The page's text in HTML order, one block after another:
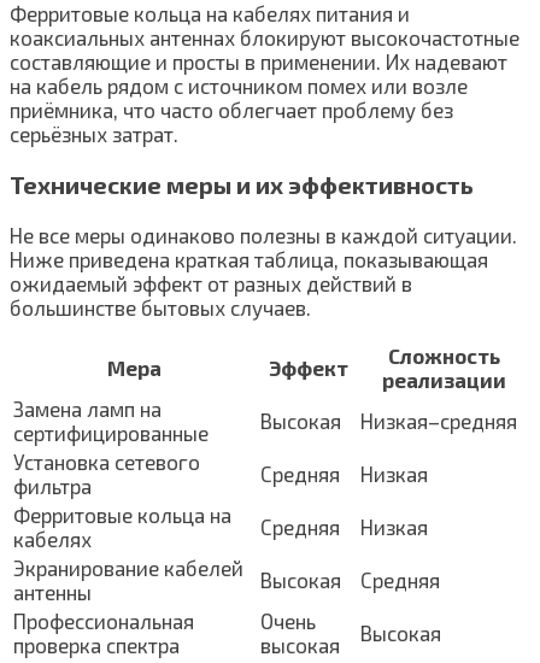
Ферритовые кольца на кабелях питания и
коаксиальных антеннах блокируют высокочастотные
составляющие и просты в применении. Их надевают
на кабель рядом с источником помех или возле
приёмника, что часто облегчает проблему без
серьёзных затрат.
Технические меры и их эффективность
Не все меры одинаково полезны в каждой ситуации.
Ниже приведена краткая таблица, показывающая
ожидаемый эффект от разных действий в
большинстве бытовых случаев.
Мера Эффект
Сложность
реализации
Замена ламп на
сертифицированные
Высокая
Низкая–средняя
Установка сетевого
фильтра
Средняя
Низкая
Ферритовые кольца на
кабелях
Средняя
Низкая
Экранирование кабелей
антенны
Высокая
Средняя
Профессиональная
проверка спектра
Очень
высокая
Высокая